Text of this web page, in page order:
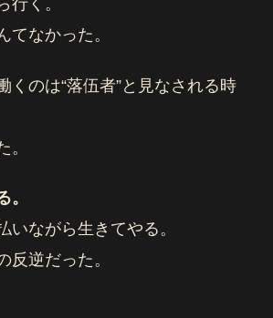
行く。
てなかった。
くのは“落伍者”と見なされる時
。
。
いながら生きてやる。
反逆だった。